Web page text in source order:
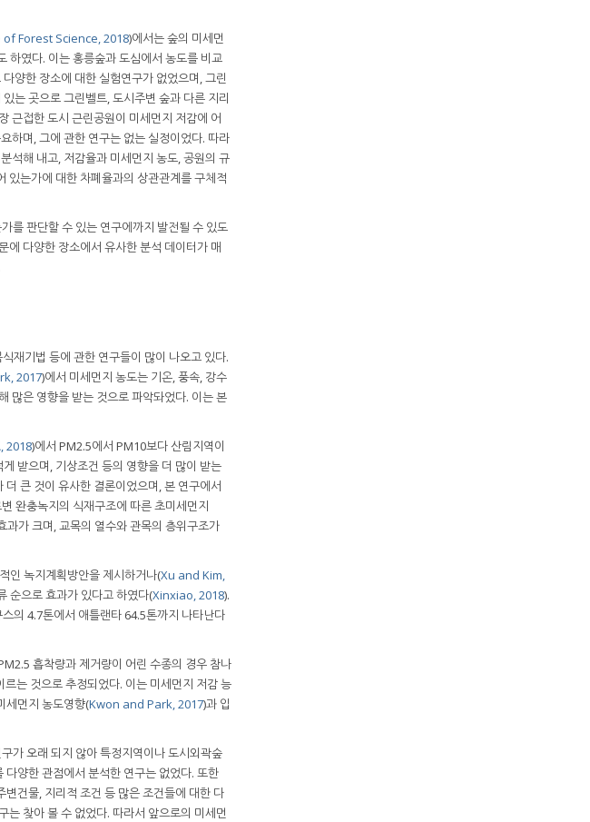
Forest Science, 2018)에서는 숲의 미세먼
하였다. 이는 홍릉숲과 도심에서 농도를 비교
양한 장소에 대한 실험연구가 없었으며, 그린
는 곳으로 그린벨트, 도시주변 숲과 다른 지리
근접한 도시 근린공원이 미세먼지 저감에 어
하며, 그에 관한 연구는 없는 실정이었다. 따라
석해 내고, 저감율과 미세먼지 농도, 공원의 규
있는가에 대한 차폐율과의 상관관계를 구체적
를 판단할 수 있는 연구에까지 발전될 수 있도
에 다양한 장소에서 유사한 분석 데이터가 매
재기법 등에 관한 연구들이 많이 나오고 있다.
2017)에서 미세먼지 농도는 기온, 풍속, 강수
많은 영향을 받는 것으로 파악돠었다. 이는 본
, 2018)에서 PM2.5에서 PM10보다 산림지역이
받으며, 기상조건 등의 영향을 더 많이 받는
큰 것이 유사한 결론이었으며, 본 연구에서
완충녹지의 식재구조에 따른 초미세먼지
과가 크며, 교목의 열수와 관목의 층위구조가
인 녹지계획방안을 제시하거나(Xu and Kim,
순으로 효과가 있다고 하였다(Xinxiao, 2018).
의 4.7톤에서 애틀랜타 64.5톤까지 나타난다
흡착량과 제거량이 어린 수종의 경우 참나
는 것으로 추정되었다. 이는 미세먼지 저감 능
세먼지 농도영향(Kwon and Park, 2017)과 입
가 오래 되지 않아 특정지역이나 도시외곽숲
양한 관점에서 분석한 연구는 없었다. 또한
건물, 지리적 조건 등 많은 조건들에 대한 다
는 찾아 볼 수 없었다. 따라서 앞으로의 미세먼